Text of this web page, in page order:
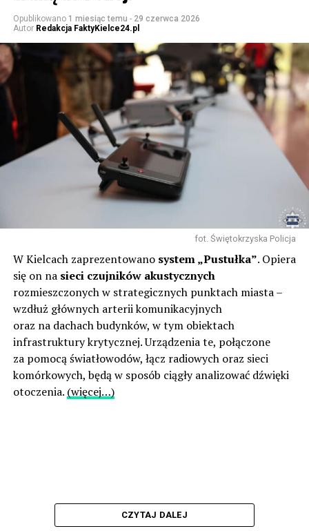
Opublikowano 1 miesiąc temu - 29 czerwca 2026
Autor Redakcja FaktyKielce24.pl
fot. Świętokrzyska Policja
W Kielcach zaprezentowano system „Pustułka”. Opiera
się on na sieci czujników akustycznych
rozmieszczonych w strategicznych punktach miasta –
wzdłuż głównych arterii komunikacyjnych
oraz na dachach budynków, w tym obiektach
infrastruktury krytycznej. Urządzenia te, połączone
za pomocą światłowodów, łącz radiowych oraz sieci
komórkowych, będą w sposób ciągły analizować dźwięki
otoczenia. (więcej…)
CZYTAJ DALEJ